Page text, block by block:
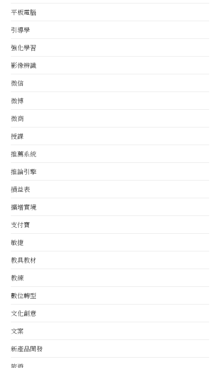
平板電腦
引導學
強化學習
影像辨識
微信
微博
微商
授課
推薦系統
推論引擎
損益表
擴增實境
支付寶
敏捷
教具教材
教練
數位轉型
文化創意
文案
新產品開發